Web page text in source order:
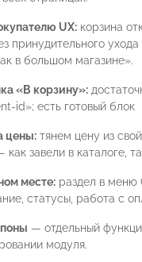
UX: корзина
принудительного
в большом магазине».
«В корзину»:
id»; есть готовый блок
цены: тянем цену из
завели в каталоге,
месте: раздел в меню
статусы, работа с
— отдельный
модуля.